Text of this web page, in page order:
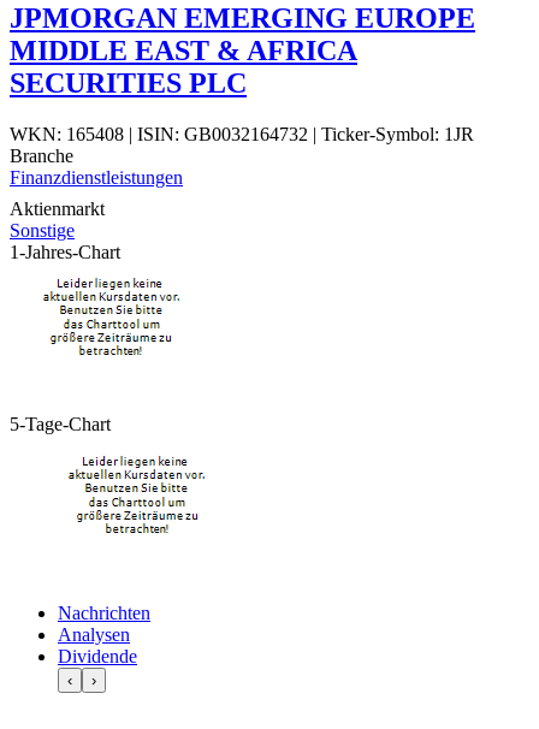
JPMORGAN EMERGING EUROPE
MIDDLE EAST & AFRICA
SECURITIES PLC
WKN: 165408 | ISIN: GB0032164732 | Ticker-Symbol: 1JR
Branche
Finanzdienstleistungen
Aktienmarkt
Sonstige
1-Jahres-Chart
5-Tage-Chart
Nachrichten
Analysen
Dividende
‹ ›